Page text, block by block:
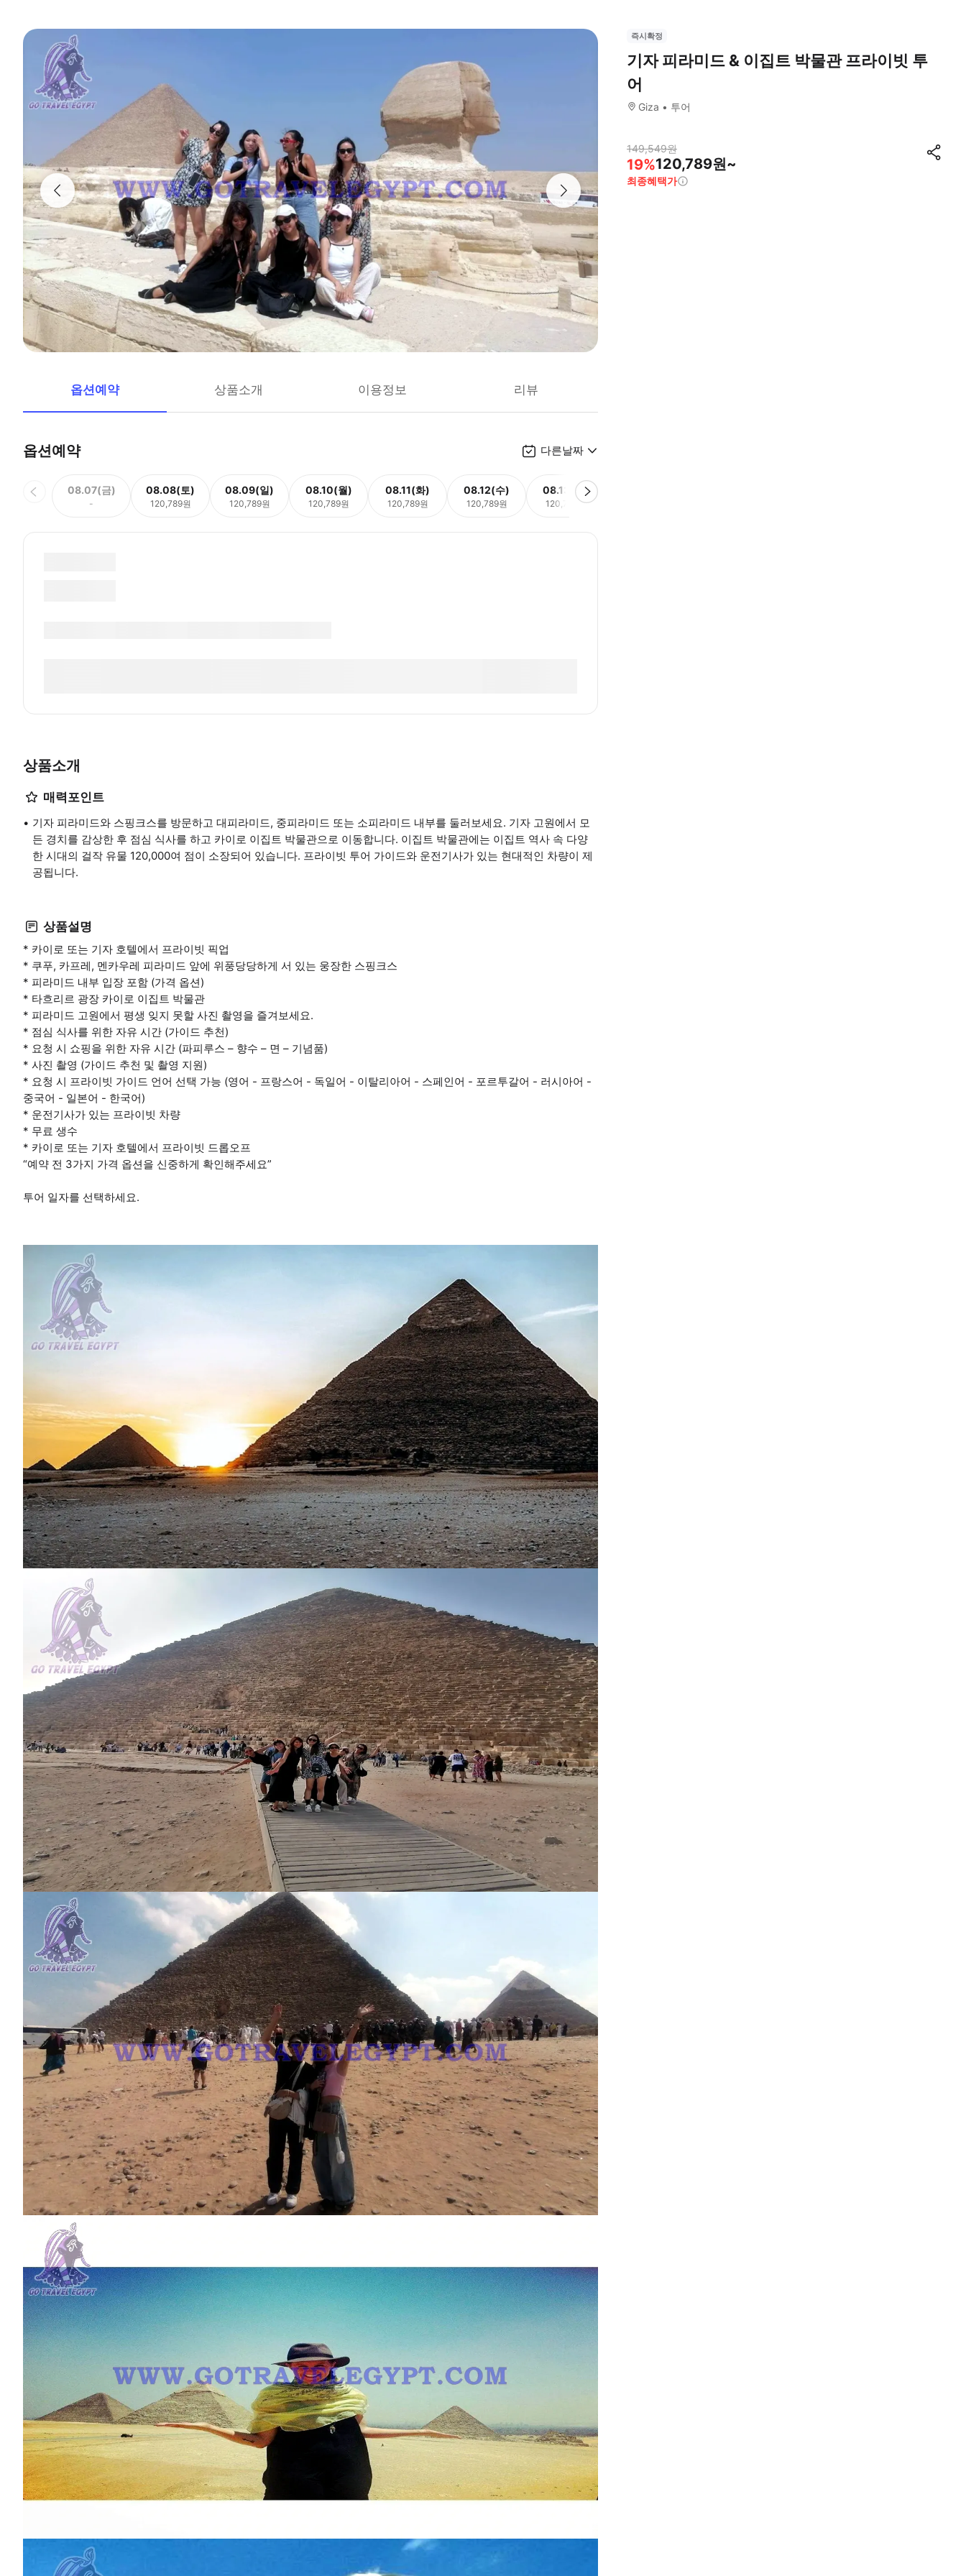
옵션예약 상품소개 이용정보 리뷰
옵션예약 다른날짜
08.07(금)
-
08.08(토)
120,789원
08.09(일)
120,789원
08.10(월)
120,789원
08.11(화)
120,789원
08.12(수)
120,789원
08.13(목)
120,789원
상품소개
매력포인트
기자 피라미드와 스핑크스를 방문하고 대피라미드, 중피라미드 또는 소피라미드 내부를 둘러보세요. 기자 고원에서 모
든 경치를 감상한 후 점심 식사를 하고 카이로 이집트 박물관으로 이동합니다. 이집트 박물관에는 이집트 역사 속 다양
한 시대의 걸작 유물 120,000여 점이 소장되어 있습니다. 프라이빗 투어 가이드와 운전기사가 있는 현대적인 차량이 제
공됩니다.
상품설명
* 카이로 또는 기자 호텔에서 프라이빗 픽업
* 쿠푸, 카프레, 멘카우레 피라미드 앞에 위풍당당하게 서 있는 웅장한 스핑크스
* 피라미드 내부 입장 포함 (가격 옵션)
* 타흐리르 광장 카이로 이집트 박물관
* 피라미드 고원에서 평생 잊지 못할 사진 촬영을 즐겨보세요.
* 점심 식사를 위한 자유 시간 (가이드 추천)
* 요청 시 쇼핑을 위한 자유 시간 (파피루스 – 향수 – 면 – 기념품)
* 사진 촬영 (가이드 추천 및 촬영 지원)
* 요청 시 프라이빗 가이드 언어 선택 가능 (영어 - 프랑스어 - 독일어 - 이탈리아어 - 스페인어 - 포르투갈어 - 러시아어 -
중국어 - 일본어 - 한국어)
* 운전기사가 있는 프라이빗 차량
* 무료 생수
* 카이로 또는 기자 호텔에서 프라이빗 드롭오프
“예약 전 3가지 가격 옵션을 신중하게 확인해주세요”
투어 일자를 선택하세요.
즉시확정
기자 피라미드 & 이집트 박물관 프라이빗 투
어
Giza 투어
149,549원
19%120,789원~
최종혜택가